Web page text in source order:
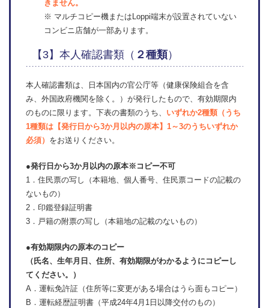
きません。
※ マルチコピー機またはLoppi端末が設置されていない
コンビニ店舗が一部あります。
【3】本人確認書類（ ２種類）
本人確認書類は、日本国内の官公庁等（健康保険組合を含
み、外国政府機関を除く。）が発行したもので、有効期限内
のものに限ります。下表の書類のうち、 いずれか2種類（うち
1種類は【発行日から3か月以内の原本】1～3のうちいずれか
必須） をお送りください。
●発行日から3か月以内の原本※コピー不可
1．住民票の写し（本籍地、個人番号、住民票コードの記載の
ないもの）
2．印鑑登録証明書
3．戸籍の附票の写し（本籍地の記載のないもの）
●有効期限内の原本のコピー
（氏名、生年月日、住所、有効期限がわかるようにコピーし
てください。）
A．運転免許証（住所等に変更がある場合はうら面もコピー）
B．運転経歴証明書（平成24年4月1日以降交付のもの）